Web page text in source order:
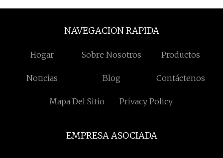
NAVEGACION RAPIDA
Hogar Sobre Nosotros Productos
Noticias Blog Contáctenos
Mapa Del Sitio Privacy Policy
EMPRESA ASOCIADA